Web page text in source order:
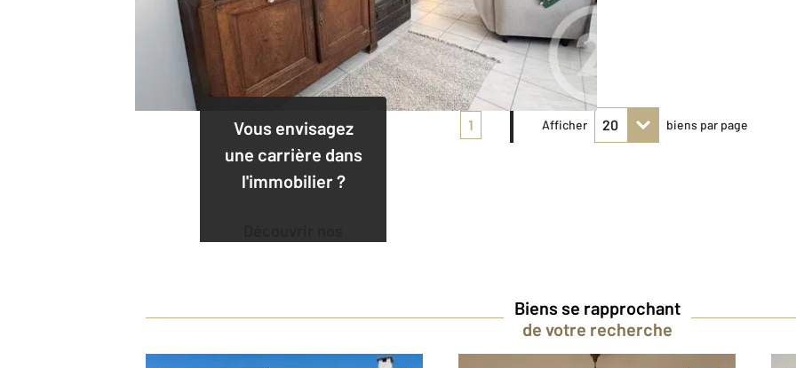
Vous envisagez
une carrière dans
l'immobilier ?
1 Afficher biens par page
Biens se rapprochant
de votre recherche